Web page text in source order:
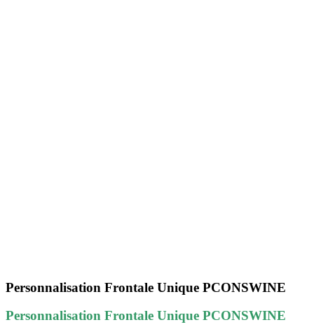
Personnalisation Frontale Unique PCONSWINE
Personnalisation Frontale Unique PCONSWINE